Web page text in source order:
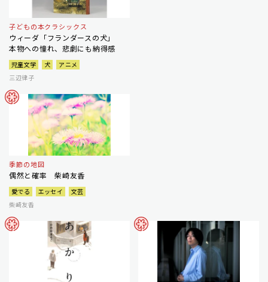
子どもの本クラシックス
ウィーダ「フランダースの犬」
本物への憧れ、悲劇にも納得感
児童文学 犬
アニメ
三辺律子
季節の地図
偶然と確率 柴崎友香
愛でる エッセイ
文芸
柴崎友香